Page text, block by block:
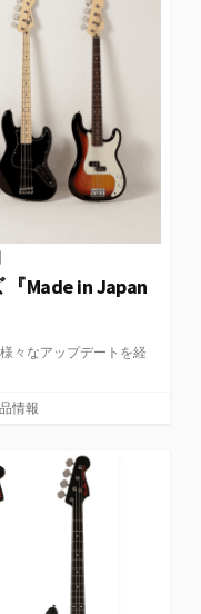
Made in Japan
々なアップデートを経
情報